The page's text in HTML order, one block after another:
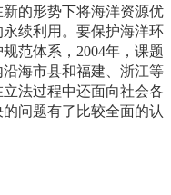
的形势下将海洋资源优
续利用。要保护海洋环
范体系， 2004年，课题
海市县和福建、浙江等
法过程中还面向社会各
问题有了比较全面的认